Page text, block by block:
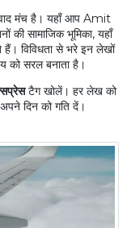
मंच है। यहाँ आप Amit
की सामाजिक भूमिका, यहाँ
विविधता से भरे इन लेखों
को सरल बनाता है।
टैग खोलें। हर लेख को
दिन को गति दें।